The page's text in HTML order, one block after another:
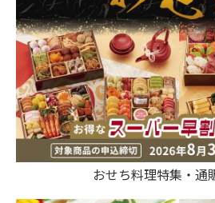
おせち料理特集・通